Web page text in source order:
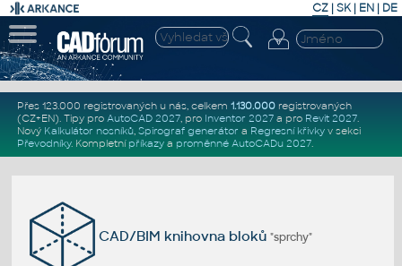
CZ | SK| EN | DE
Přes 123.000 registrovaných u nás, celkem 1.130.000registrovaných
(CZ+EN). Tipy pro AutoCAD 2027, pro Inventor 2027a pro Revit 2027.
Nový Kalkulátor nosníků, Spirograf generátor a Regresní křivkyv sekci
Převodníky. Kompletní příkazya proměnné AutoCADu 2027.
CAD/BIM knihovna bloků"sprchy"